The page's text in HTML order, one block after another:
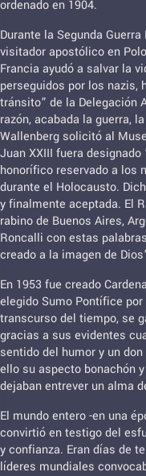
ordenado en 1904.
Durante la Segunda
visitador apostólico en
Francia ayudó a salvar la
perseguidos por los nazis,
tránsito” de la Delegación
razón, acabada la guerra,
Wallenberg solicitó al
Juan XXIII fuera
honorífico reservado a los
durante el Holocausto.
y finalmente aceptada. El
rabino de Buenos Aires,
Roncalli con estas
creado a la imagen de
En 1953 fue creado
elegido Sumo Pontífice
transcurso del tiempo, se
gracias a sus evidentes
sentido del humor y un
ello su aspecto bonachón
dejaban entrever un alma
El mundo entero -en una
convirtió en testigo del
y confianza. Eran días de
líderes mundiales